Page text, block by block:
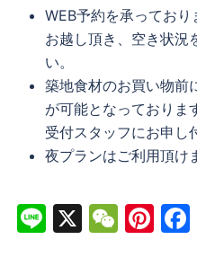
WEB予約を承ってお
お越し頂き、空き状況
い。
築地食材のお買い物前
が可能となっておりま
受付スタッフにお申し
夜プランはご利用頂け
Line
X